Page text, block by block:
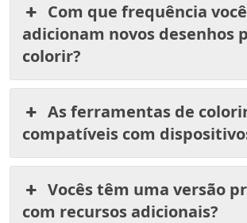
Com que frequência
adicionam novos desenhos
colorir?
As ferramentas de
compatíveis com
Vocês têm uma versão
com recursos adicionais?